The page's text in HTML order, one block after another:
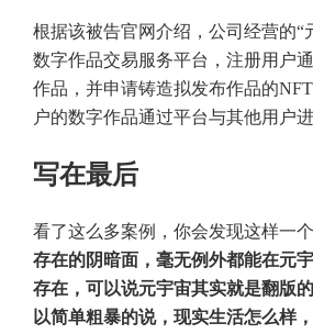
根据该被告官网介绍，公司经营的“
数字作品交易服务平台，注册用户
作品，并申请铸造拟发布作品的
户的数字作品通过平台与其他用户进
写在最后
看了这么多案例，你会发现这样一个
存在的阴暗面，毫无例外都能在元
存在，可以说元宇宙其实就是翻版
以简单粗暴的说，现实生活怎么样